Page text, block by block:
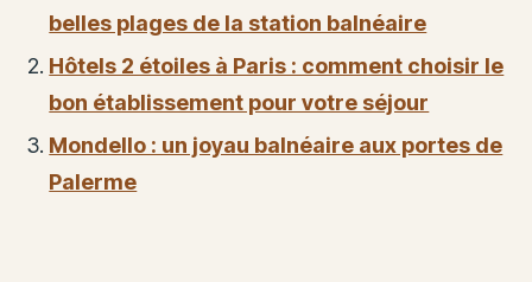
belles plages de la station balnéaire
Hôtels 2 étoiles à Paris : comment choisir le
bon établissement pour votre séjour
Mondello : un joyau balnéaire aux portes de
Palerme